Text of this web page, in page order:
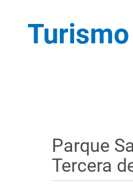
Turismo
Parque
Tercera